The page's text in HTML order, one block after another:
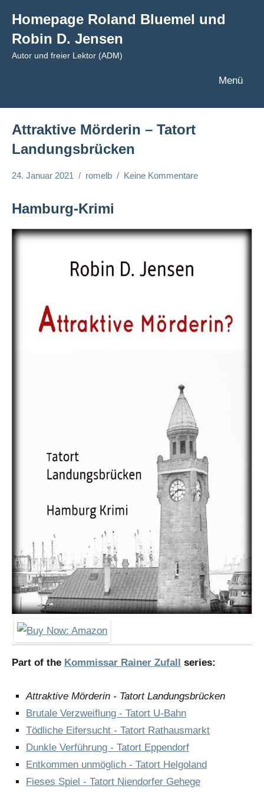
Inhalt
springen
Homepage Roland Bluemel und
Robin D. Jensen
Autor und freier Lektor (ADM)
Menü
Attraktive Mörderin – Tatort
Landungsbrücken
24. Januar 2021 romelb Keine Kommentare
Hamburg-Krimi
Part of the Kommissar Rainer Zufall series:
Attraktive Mörderin - Tatort Landungsbrücken
Brutale Verzweiflung - Tatort U-Bahn
Tödliche Eifersucht - Tatort Rathausmarkt
Dunkle Verführung - Tatort Eppendorf
Entkommen unmöglich - Tatort Helgoland
Fieses Spiel - Tatort Niendorfer Gehege